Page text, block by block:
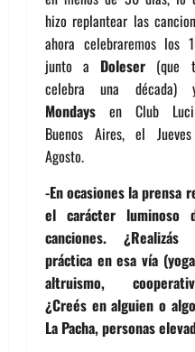
hizo replantear las
ahora celebraremos los
junto a Doleser (que
celebra una década)
Mondays en Club
Buenos Aires, el
Agosto.
-En ocasiones la prensa
el carácter luminoso
canciones. ¿Realizás
práctica en esa vía
altruismo,
¿Creés en alguien o
La Pacha, personas